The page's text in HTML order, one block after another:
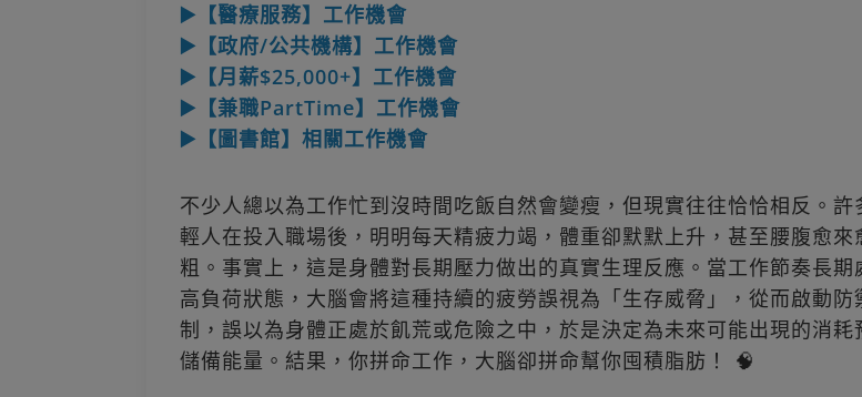
▶️【醫療服務】工作機會
▶️【政府/公共機構】工作機會
▶️【月薪$25,000+】工作機會
▶️【兼職PartTime】工作機會
▶️【圖書館】相關工作機會
不少人總以為工作忙到沒時間吃飯自然會變瘦，但現實往往恰恰相反。許
輕人在投入職場後，明明每天精疲力竭，體重卻默默上升，甚至腰腹愈來
粗。事實上，這是身體對長期壓力做出的真實生理反應。當工作節奏長期
高負荷狀態，大腦會將這種持續的疲勞誤視為「生存威脅」，從而啟動防
制，誤以為身體正處於飢荒或危險之中，於是決定為未來可能出現的消耗
儲備能量。結果，你拼命工作，大腦卻拼命幫你囤積脂肪！ 🧠